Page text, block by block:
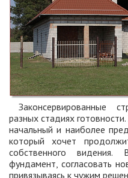
Законсервированные
разных стадиях
начальный и наиболее
который хочет
собственного
фундамент, согласовать
привязываясь к чужим